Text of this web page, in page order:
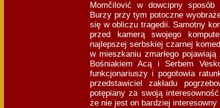
Momčilović w dowcipny
Burzy przy tym potoczne
się w obliczu tragedii. Samotny
przed kamerą swojego
najlepszej serbskiej czarnej
w mieszkaniu zmarłego
Bośniakiem Acą i Serbem
funkcjonariuszy i pogotowia
przedstawiciel zakładu
potępiany za swoją
że nie jest on bardziej